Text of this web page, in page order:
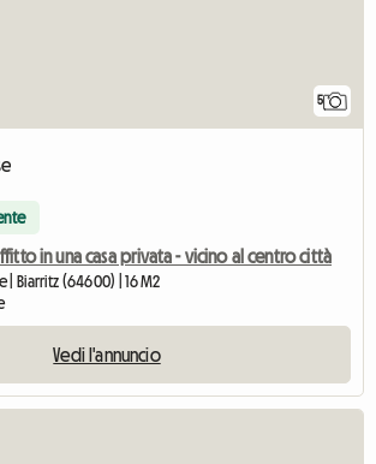
5
in una casa privata - vicino al centro città
| Biarritz (64600) | 16 M2
Vedi l'annuncio